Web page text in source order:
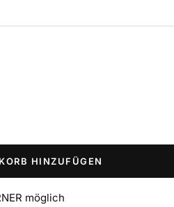
HINZUFÜGEN
möglich